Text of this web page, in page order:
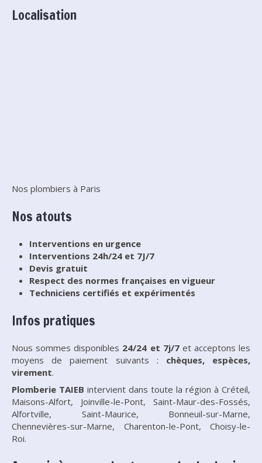
Localisation
Nos plombiers à Paris
Nos atouts
Interventions en urgence
Interventions 24h/24 et 7J/7
Devis gratuit
Respect des normes françaises en vigueur
Techniciens certifiés et expérimentés
Infos pratiques
Nous sommes disponibles 24/24 et 7j/7et acceptons les
moyens de paiement suivants : chèques, espèces,
virement.
Plomberie TAIEB intervient dans toute la région à Créteil,
Maisons-Alfort, Joinville-le-Pont, Saint-Maur-des-Fossés,
Alfortville, Saint-Maurice, Bonneuil-sur-Marne,
Chennevières-sur-Marne, Charenton-le-Pont, Choisy-le-
Roi.